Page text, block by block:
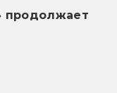
продолжает